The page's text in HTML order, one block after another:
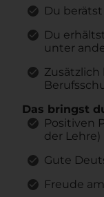
Du
Du
unter
Zusätzlich
Das bringst
Positiven
der Lehre)
Gute
Freude